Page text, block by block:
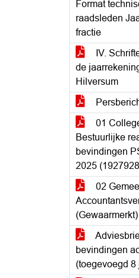
Format
raadsleden
fractie
IV.
de
Hilversum
01
Bestuurlijke
bevindingen
2025
02
(Gewaarmerkt)
bevindingen
(toegevoegd 8